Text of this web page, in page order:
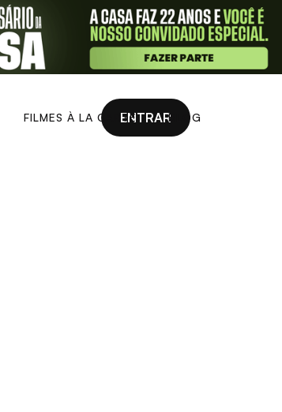
FILMES À LA CARTE BLOG
ENTRAR